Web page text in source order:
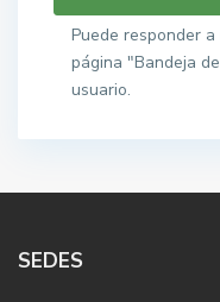
Puede responder
página "Bandeja
usuario.
SEDES